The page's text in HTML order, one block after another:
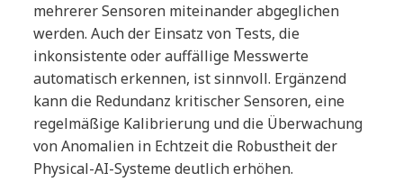
mehrerer Sensoren miteinander abgeglichen
werden. Auch der Einsatz von Tests, die
inkonsistente oder auffällige Messwerte
automatisch erkennen, ist sinnvoll. Ergänzend
kann die Redundanz kritischer Sensoren, eine
regelmäßige Kalibrierung und die Überwachung
von Anomalien in Echtzeit die Robustheit der
Physical-AI-Systeme deutlich erhöhen.